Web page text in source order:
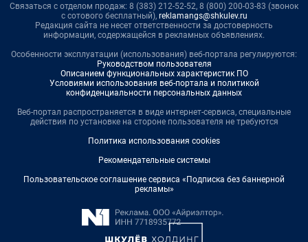
Связаться с отделом продаж: 8 (383) 212-52-52, 8 (800) 200-03-83 (звонок
с сотового бесплатный), reklamangs@shkulev.ru
Редакция сайта не несет ответственности за достоверность
информации, содержащейся в рекламных объявлениях.
Особенности эксплуатации (использования) веб-портала регулируются:
Руководством пользователя
Описанием функциональных характеристик ПО
Условиями использования веб-портала и политикой
конфиденциальности персональных данных
Веб-портал распространяется в виде интернет-сервиса, специальные
действия по установке на стороне пользователя не требуются
Политика использования cookies
Рекомендательные системы
Пользовательское соглашение сервиса «Подписка без баннерной
рекламы»